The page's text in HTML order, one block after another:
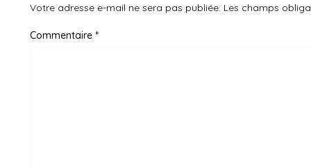
Votre adresse e-mail ne sera pas publiée. Les champs
Commentaire*